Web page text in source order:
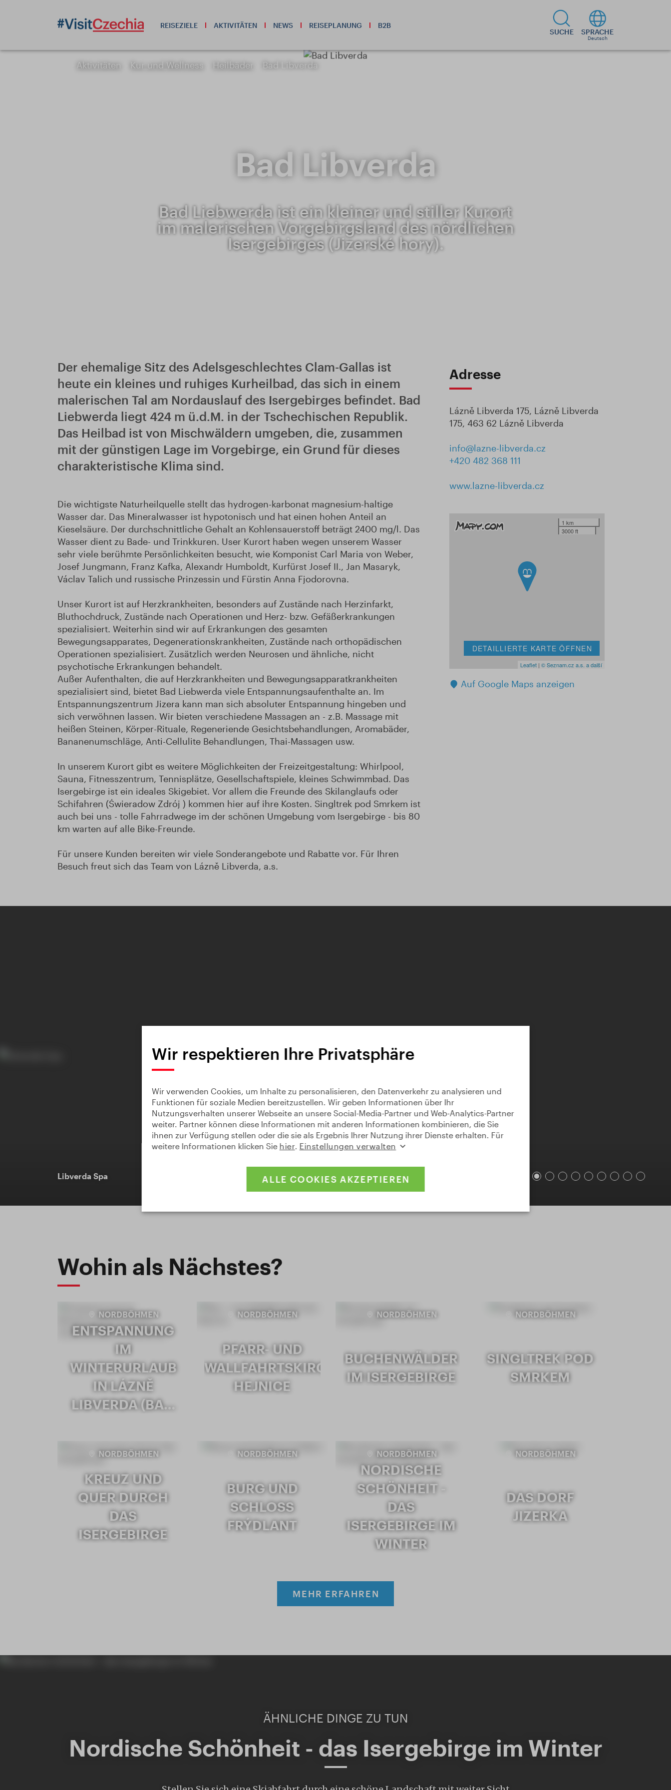
REISEZIELE AKTIVITÄTEN NEWS REISEPLANUNG B2B
SUCHE SPRACHE
Deutsch
Aktivitäten Kur und Wellness Heilbäder Bad Libverda
Bad Libverda
Bad Liebwerda ist ein kleiner und stiller Kurort
im malerischen Vorgebirgsland des nördlichen
Isergebirges (Jizerské hory).
Der ehemalige Sitz des Adelsgeschlechtes Clam-Gallas ist
heute ein kleines und ruhiges Kurheilbad, das sich in einem
malerischen Tal am Nordauslauf des Isergebirges befindet. Bad
Liebwerda liegt 424 m ü.d.M. in der Tschechischen Republik.
Das Heilbad ist von Mischwäldern umgeben, die, zusammen
mit der günstigen Lage im Vorgebirge, ein Grund für dieses
charakteristische Klima sind.
Die wichtigste Naturheilquelle stellt das hydrogen-karbonat magnesium-haltige
Wasser dar. Das Mineralwasser ist hypotonisch und hat einen hohen Anteil an
Kieselsäure. Der durchschnittliche Gehalt an Kohlensauerstoff beträgt 2400 mg/l. Das
Wasser dient zu Bade- und Trinkkuren. User Kurort haben wegen unserem Wasser
sehr viele berühmte Persönlichkeiten besucht, wie Komponist Carl Maria von Weber,
Josef Jungmann, Franz Kafka, Alexandr Humboldt, Kurfürst Josef II., Jan Masaryk,
Václav Talich und russische Prinzessin und Fürstin Anna Fjodorovna.
Unser Kurort ist auf Herzkrankheiten, besonders auf Zustände nach Herzinfarkt,
Bluthochdruck, Zustände nach Operationen und Herz- bzw. Gefäßerkrankungen
spezialisiert. Weiterhin sind wir auf Erkrankungen des gesamten
Bewegungsapparates, Degenerationskrankheiten, Zustände nach orthopädischen
Operationen spezialisiert. Zusätzlich werden Neurosen und ähnliche, nicht
psychotische Erkrankungen behandelt.
Außer Aufenthalten, die auf Herzkrankheiten und Bewegungsapparatkrankheiten
spezialisiert sind, bietet Bad Liebwerda viele Entspannungsaufenthalte an. Im
Entspannungszentrum Jizera kann man sich absoluter Entspannung hingeben und
sich verwöhnen lassen. Wir bieten verschiedene Massagen an - z.B. Massage mit
heißen Steinen, Körper-Rituale, Regeneriende Gesichtsbehandlungen, Aromabäder,
Bananenumschläge, Anti-Cellulite Behandlungen, Thai-Massagen usw.
In unserem Kurort gibt es weitere Möglichkeiten der Freizeitgestaltung: Whirlpool,
Sauna, Fitnesszentrum, Tennisplätze, Gesellschaftspiele, kleines Schwimmbad. Das
Isergebirge ist ein ideales Skigebiet. Vor allem die Freunde des Skilanglaufs oder
Schifahren (Świeradow Zdrój ) kommen hier auf ihre Kosten. Singltrek pod Smrkem ist
auch bei uns - tolle Fahrradwege im der schönen Umgebung vom Isergebirge - bis 80
km warten auf alle Bike-Freunde.
Für unsere Kunden bereiten wir viele Sonderangebote und Rabatte vor. Für Ihren
Besuch freut sich das Team von Lázně Libverda, a.s.
Adresse
Lázně Libverda 175, Lázně Libverda
175, 463 62 Lázně Libverda
info@lazne-libverda.cz
+420 482 368 111
www.lazne-libverda.cz
1 km
3000 ft
DETAILLIERTE KARTE ÖFFNEN
Leaflet| © Seznam.cz a.s. a další
Auf Google Maps anzeigen
Libverda Spa
Wohin als Nächstes?
NORDBÖHMEN
ENTSPANNUNG
IM
WINTERURLAUB
IN LÁZNĚ
LIBVERDA (BA…
NORDBÖHMEN
PFARR- UND
WALLFAHRTSKIRCHE
HEJNICE
NORDBÖHMEN
BUCHENWÄLDER
IM ISERGEBIRGE
NORDBÖHMEN
SINGLTREK POD
SMRKEM
NORDBÖHMEN
KREUZ UND
QUER DURCH
DAS
ISERGEBIRGE
NORDBÖHMEN
BURG UND
SCHLOSS
FRÝDLANT
NORDBÖHMEN
NORDISCHE
SCHÖNHEIT -
DAS
ISERGEBIRGE IM
WINTER
NORDBÖHMEN
DAS DORF
JIZERKA
MEHR ERFAHREN
ÄHNLICHE DINGE ZU TUN
Nordische Schönheit - das Isergebirge im Winter
Wir respektieren Ihre Privatsphäre
Wir verwenden Cookies, um Inhalte zu personalisieren, den Datenverkehr zu analysieren und
Funktionen für soziale Medien bereitzustellen. Wir geben Informationen über Ihr
Nutzungsverhalten unserer Webseite an unsere Social-Media-Partner und Web-Analytics-Partner
weiter. Partner können diese Informationen mit anderen Informationen kombinieren, die Sie
ihnen zur Verfügung stellen oder die sie als Ergebnis Ihrer Nutzung ihrer Dienste erhalten. Für
weitere Informationen klicken Sie hier. Einstellungen verwalten
ALLE COOKIES AKZEPTIEREN